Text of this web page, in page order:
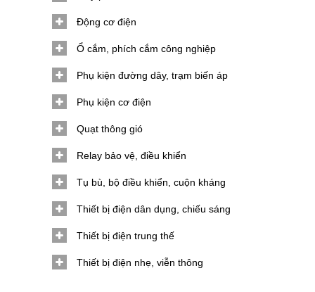
Động cơ điện
Ổ cắm, phích cắm công nghiệp
Phụ kiện đường dây, trạm biến áp
Phụ kiện cơ điện
Quạt thông gió
Relay bảo vệ, điều khiển
Tụ bù, bộ điều khiển, cuộn kháng
Thiết bị điện dân dụng, chiếu sáng
Thiết bị điện trung thế
Thiết bị điện nhẹ, viễn thông